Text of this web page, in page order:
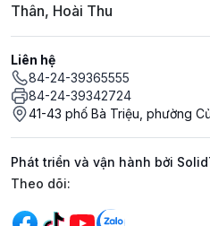
Thân, Hoài Thu
Liên hệ
84-24-39365555
84-24-39342724
41-43 phố Bà Triệu, phường
Phát triển và vận hành bởi
Mạng xã hội
Theo dõi: